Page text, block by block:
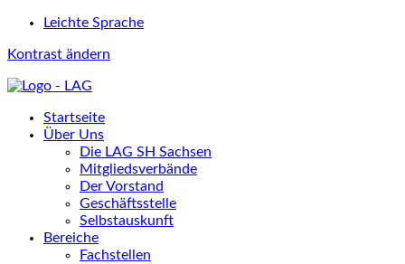
Leichte Sprache
Kontrast ändern
Startseite
Über Uns
Die LAG SH Sachsen
Mitgliedsverbände
Der Vorstand
Geschäftsstelle
Selbstauskunft
Bereiche
Fachstellen